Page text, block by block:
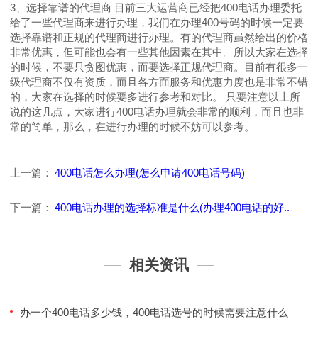
3、选择靠谱的代理商 目前三大运营商已经把400电话办理委托
给了一些代理商来进行办理，我们在办理400号码的时候一定要
选择靠谱和正规的代理商进行办理。有的代理商虽然给出的价格
非常优惠，但可能也会有一些其他因素在其中。所以大家在选择
的时候，不要只贪图优惠，而要选择正规代理商。目前有很多一
级代理商不仅有资质，而且各方面服务和优惠力度也是非常不错
的，大家在选择的时候要多进行参考和对比。 只要注意以上所
说的这几点，大家进行400电话办理就会非常的顺利，而且也非
常的简单，那么，在进行办理的时候不妨可以参考。
上一篇： 400电话怎么办理(怎么申请400电话号码)
下一篇： 400电话办理的选择标准是什么(办理400电话的好..
相关资讯
办一个400电话多少钱，400电话选号的时候需要注意什么